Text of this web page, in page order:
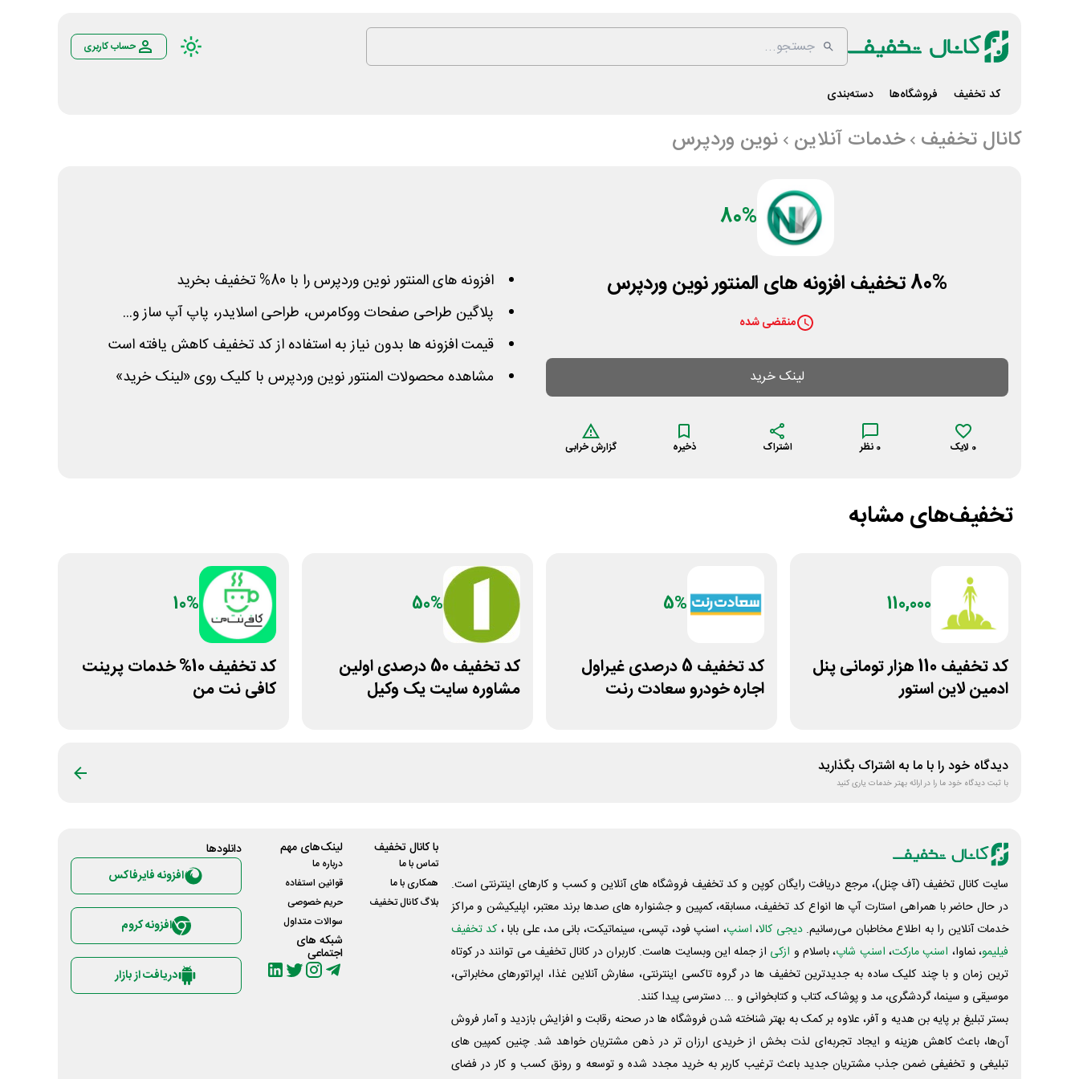
حساب کاربری
کد تخفیف فروشگاه‌ها دسته‌بندی
کانال تخفیف خدمات آنلاین نوین وردپرس
80%
80% تخفیف افزونه های المنتور نوین وردپرس
منقضی شده
لینک خرید
0 لایک 0 نظر اشتراک ذخیره گزارش خرابی
افزونه های المنتور نوین وردپرس را با 80% تخفیف بخرید
پلاگین طراحی صفحات ووکامرس، طراحی اسلایدر، پاپ آپ ساز و...
قیمت افزونه ها بدون نیاز به استفاده از کد تخفیف کاهش یافته است
مشاهده محصولات المنتور نوین وردپرس با کلیک روی «لینک خرید»
تخفیف‌های مشابه
110,000
کد تخفیف 110 هزار تومانی پنل
ادمین لاین استور
5%
کد تخفیف 5 درصدی غیراول
اجاره خودرو سعادت رنت
50%
کد تخفیف 50 درصدی اولین
مشاوره سایت یک وکیل
10%
کد تخفیف 10% خدمات پرینت
کافی نت من
دیدگاه خود را با ما به اشتراک بگذارید
با ثبت دیدگاه خود ما را در ارائه بهتر خدمات یاری کنید
سایت کانال تخفیف (آف چنل)، مرجع دریافت رایگان کوپن و کد تخفیف فروشگاه های آنلاین و کسب و‌ کارهای اینترنتی است.
در حال حاضر با همراهی استارت آپ ها انواع کد تخفیف، مسابقه، کمپین و جشنواره های صدها برند معتبر، اپلیکیشن و مراکز
خدمات آنلاین را به اطلاع مخاطبان می‌رسانیم. دیجی کالا، اسنپ، اسنپ فود، تپسی، سینماتیکت، بانی مد، علی‌ بابا ، کد تخفیف
فیلیمو، نماوا، اسنپ مارکت، اسنپ شاپ، باسلام و ازکی از جمله این وبسایت ‌هاست. کاربران در کانال تخفیف می توانند در کوتاه
ترین زمان و با چند کلیک ساده به جدیدترین تخفیف ها در گروه تاکسی اینترنتی، سفارش آنلاین غذا، اپراتورهای مخابراتی،
موسیقی و سینما، گردشگری، مد و پوشاک، کتاب و کتابخوانی و ... دسترسی پیدا کنند.
بستر تبلیغ بر پایه بن هدیه و آفر، علاوه بر کمک به بهتر شناخته شدن فروشگاه ها در صحنه رقابت و افزایش بازدید و آمار فروش
آن‌ها، باعث کاهش هزینه و ایجاد تجربه‌ای لذت بخش از خریدی ارزان تر در ذهن مشتریان خواهد شد. چنین کمپین های
تبلیغی و تخفیفی ضمن جذب مشتریان جدید باعث ترغیب کاربر به خرید مجدد شده و توسعه و رونق کسب و کار در فضای
با کانال تخفیف
تماس با ما
همکاری با ما
بلاگ کانال تخفیف
لینک‌های مهم
درباره ما
قوانین استفاده
حریم خصوصی
سوالات متداول
شبکه های
اجتماعی
دانلود‌ها
افزونه فایرفاکس
افزونه کروم
دریافت از بازار